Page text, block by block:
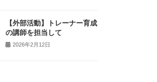
【外部活動】トレーナー育成
の講師を担当して
2026年2月12日